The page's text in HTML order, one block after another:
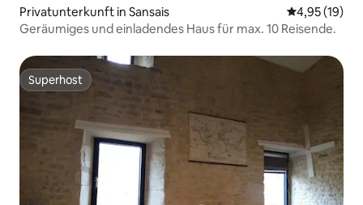
Privatunterkunft in Sansais
4,95 (19)
Geräumiges und einladendes Haus für max. 10 Reisende.
Superhost
Superhost